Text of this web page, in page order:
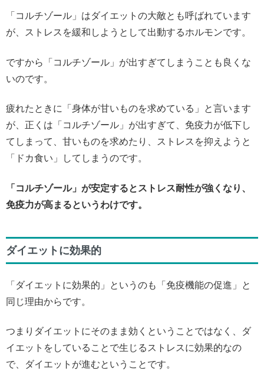
「コルチゾール」はダイエットの大敵とも呼ばれています
が、ストレスを緩和しようとして出動するホルモンです。
ですから「コルチゾール」が出すぎてしまうことも良くな
いのです。
疲れたときに「身体が甘いものを求めている」と言います
が、正くは「コルチゾール」が出すぎて、免疫力が低下し
てしまって、甘いものを求めたり、ストレスを抑えようと
「ドカ食い」してしまうのです。
「コルチゾール」が安定するとストレス耐性が強くなり、
免疫力が高まるというわけです。
ダイエットに効果的
「ダイエットに効果的」というのも「免疫機能の促進」と
同じ理由からです。
つまりダイエットにそのまま効くということではなく、ダ
イエットをしていることで生じるストレスに効果的なの
で、ダイエットが進むということです。